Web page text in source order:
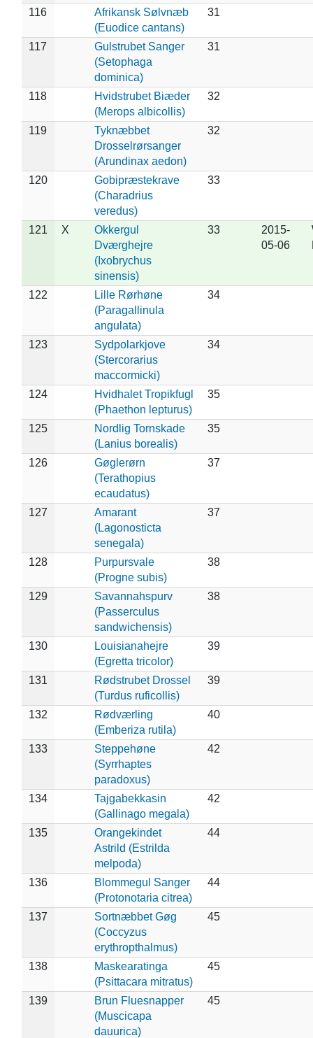
116
Afrikansk Sølvnæb
(Euodice cantans)
31
117
Gulstrubet Sanger
(Setophaga
dominica)
31
118
Hvidstrubet Biæder
(Merops albicollis)
32
119
Tyknæbbet
Drosselrørsanger
(Arundinax aedon)
32
120
Gobipræstekrave
(Charadrius
veredus)
33
121 X
Okkergul
Dværghejre
(Ixobrychus
sinensis)
33
2015-
05-06
122
Lille Rørhøne
(Paragallinula
angulata)
34
123
Sydpolarkjove
(Stercorarius
maccormicki)
34
124
Hvidhalet Tropikfugl
(Phaethon lepturus)
35
125
Nordlig Tornskade
(Lanius borealis)
35
126
Gøglerørn
(Terathopius
ecaudatus)
37
127
Amarant
(Lagonosticta
senegala)
37
128
Purpursvale
(Progne subis)
38
129
Savannahspurv
(Passerculus
sandwichensis)
38
130
Louisianahejre
(Egretta tricolor)
39
131
Rødstrubet Drossel
(Turdus ruficollis)
39
132
Rødværling
(Emberiza rutila)
40
133
Steppehøne
(Syrrhaptes
paradoxus)
42
134
Tajgabekkasin
(Gallinago megala)
42
135
Orangekindet
Astrild (Estrilda
melpoda)
44
136
Blommegul Sanger
(Protonotaria citrea)
44
137
Sortnæbbet Gøg
(Coccyzus
erythropthalmus)
45
138
Maskearatinga
(Psittacara mitratus)
45
139
Brun Fluesnapper
(Muscicapa
dauurica)
45